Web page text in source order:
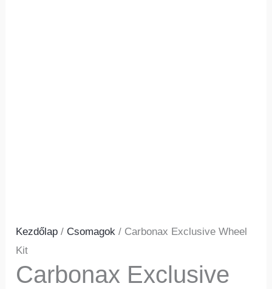
Kezdőlap / Csomagok / Carbonax Exclusive Wheel
Kit
Carbonax Exclusive